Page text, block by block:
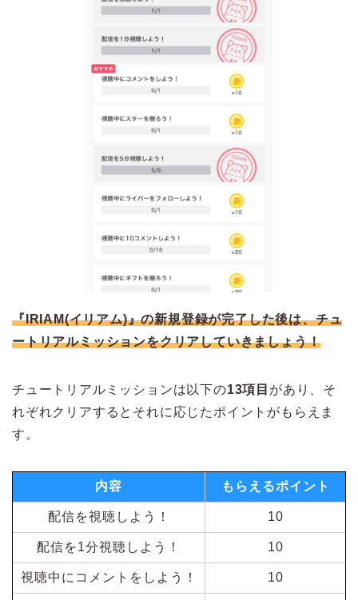
『IRIAM(イリアム)』の新規登録が完了した後は、チュ
ートリアルミッションをクリアしていきましょう！
チュートリアルミッションは以下の13項目 があり、そ
れぞれクリアするとそれに応じたポイントがもらえま
す。
内容 もらえるポイント
配信を視聴しよう！ 10
配信を1分視聴しよう！ 10
視聴中にコメントをしよう！ 10